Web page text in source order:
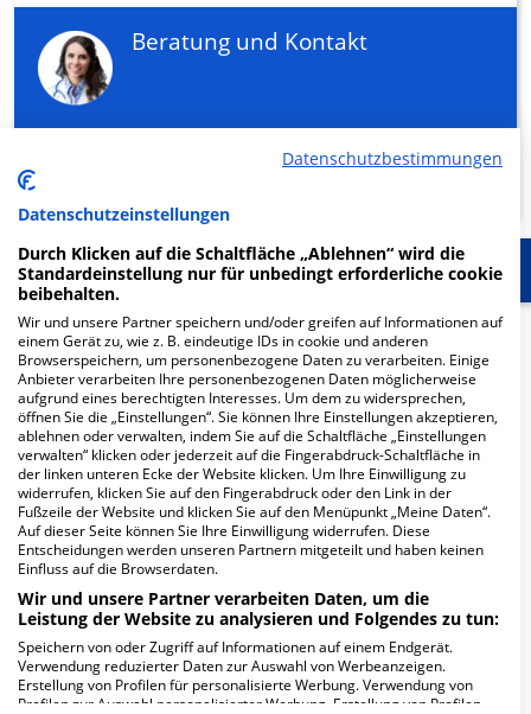
Beratung und Kontakt
KLINIKEN FINDEN
Start Für die Klinik Weitere Fachabteilungen
Herzlich Willkommen
Klinikum Ingolstadt in der Krumenauerstraße 25 ist ein
großes Krankenhaus in Ingolstadt. Mit einer Kapazität
von 1.073 Betten werden in den spezialisierten
Fachabteilungen pro Jahr etwa 34.106 medizinische
Fälle behandelt und therapiert.
Weiterlesen
Besuchszeiten
07:00 bis 20:00 Uhr
Besondere Merkmale
Datenschutzbestimmungen
Datenschutzeinstellungen
Durch Klicken auf die Schaltfläche „Ablehnen“ wird die
Standardeinstellung nur für unbedingt erforderliche cookie
beibehalten.
Wir und unsere Partner speichern und/oder greifen auf Informationen auf
einem Gerät zu, wie z. B. eindeutige IDs in cookie und anderen
Browserspeichern, um personenbezogene Daten zu verarbeiten. Einige
Anbieter verarbeiten Ihre personenbezogenen Daten möglicherweise
aufgrund eines berechtigten Interesses. Um dem zu widersprechen,
öffnen Sie die „Einstellungen“. Sie können Ihre Einstellungen akzeptieren,
ablehnen oder verwalten, indem Sie auf die Schaltfläche „Einstellungen
verwalten“ klicken oder jederzeit auf die Fingerabdruck-Schaltfläche in
der linken unteren Ecke der Website klicken. Um Ihre Einwilligung zu
widerrufen, klicken Sie auf den Fingerabdruck oder den Link in der
Fußzeile der Website und klicken Sie auf den Menüpunkt „Meine Daten“.
Auf dieser Seite können Sie Ihre Einwilligung widerrufen. Diese
Entscheidungen werden unseren Partnern mitgeteilt und haben keinen
Einfluss auf die Browserdaten.
Wir und unsere Partner verarbeiten Daten, um die
Leistung der Website zu analysieren und Folgendes zu tun:
Speichern von oder Zugriff auf Informationen auf einem Endgerät.
Verwendung reduzierter Daten zur Auswahl von Werbeanzeigen.
Erstellung von Profilen für personalisierte Werbung. Verwendung von
Profilen zur Auswahl personalisierter Werbung. Erstellung von Profilen